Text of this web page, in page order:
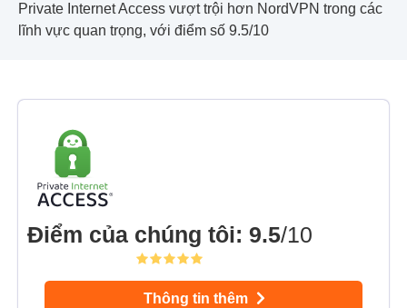
Private Internet Access vượt trội hơn NordVPN trong các
lĩnh vực quan trọng, với điểm số 9.5/10
Điểm của chúng tôi: 9.5/10
Thông tin thêm